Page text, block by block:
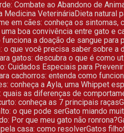
Combate ao Abandono de
Medicina Veterinária
Dieta
em cães: conheça os sintomas,
uma boa convivência entre gato e
funciona a doação de sangue para
o que você precisa saber sobre
gatos: descubra o que é como
Cuidados Especiais para
cachorros: entenda como
conheça a Ayla, uma Whippet
quais as diferenças de
conheça as 7 principais raças
o que pode ser Gato miando
Por que meu gato não ronrona?
pela casa: como resolver Gatos